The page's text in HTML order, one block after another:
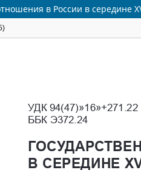
в России в середине